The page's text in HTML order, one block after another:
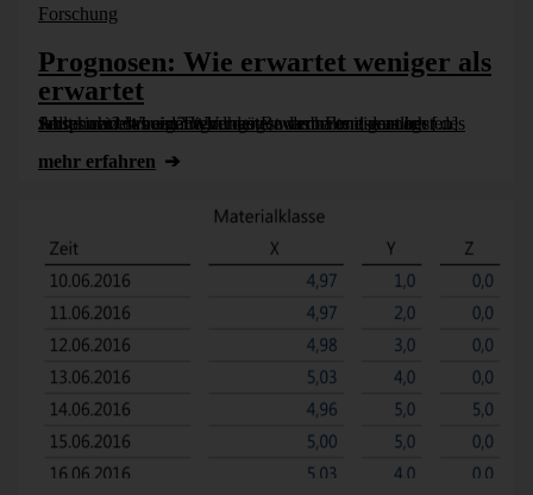
Forschung
Prognosen: Wie erwartet weniger als
erwartet
Sollte man das eigene Vermögen dem Fondsmanager des Jahres anvertrauen? Wird der Bewerber mit dem besten Abschneiden beim Eignungstest das halten, was er verspricht? Wir erläutern heute, warum es eigentlich [...]
mehr erfahren